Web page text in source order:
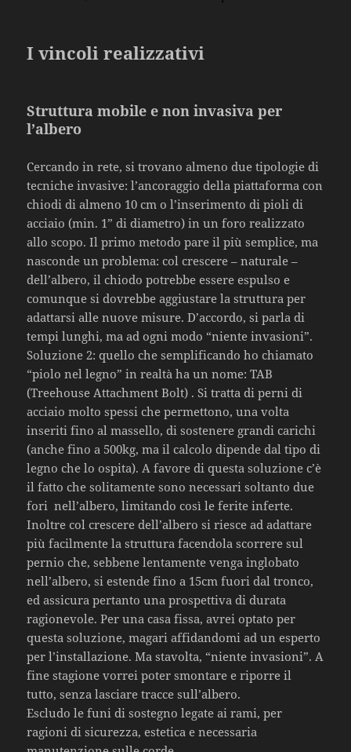
I vincoli realizzativi
Struttura mobile e non invasiva per
l’albero
Cercando in rete, si trovano almeno due tipologie di
tecniche invasive: l’ancoraggio della piattaforma con
chiodi di almeno 10 cm o l’inserimento di pioli di
acciaio (min. 1” di diametro) in un foro realizzato
allo scopo. Il primo metodo pare il più semplice, ma
nasconde un problema: col crescere – naturale –
dell’albero, il chiodo potrebbe essere espulso e
comunque si dovrebbe aggiustare la struttura per
adattarsi alle nuove misure. D’accordo, si parla di
tempi lunghi, ma ad ogni modo “niente invasioni”.
Soluzione 2: quello che semplificando ho chiamato
“piolo nel legno” in realtà ha un nome: TAB
(Treehouse Attachment Bolt) . Si tratta di perni di
acciaio molto spessi che permettono, una volta
inseriti fino al massello, di sostenere grandi carichi
(anche fino a 500kg, ma il calcolo dipende dal tipo di
legno che lo ospita). A favore di questa soluzione c’è
il fatto che solitamente sono necessari soltanto due
fori nell’albero, limitando così le ferite inferte.
Inoltre col crescere dell’albero si riesce ad adattare
più facilmente la struttura facendola scorrere sul
pernio che, sebbene lentamente venga inglobato
nell’albero, si estende fino a 15cm fuori dal tronco,
ed assicura pertanto una prospettiva di durata
ragionevole. Per una casa fissa, avrei optato per
questa soluzione, magari affidandomi ad un esperto
per l’installazione. Ma stavolta, “niente invasioni”. A
fine stagione vorrei poter smontare e riporre il
tutto, senza lasciare tracce sull’albero.
Escludo le funi di sostegno legate ai rami, per
ragioni di sicurezza, estetica e necessaria